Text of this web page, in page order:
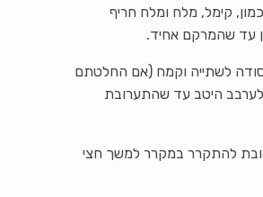
קימל, מלח ומלח חריף
עד שהמרקם אחיד.
לשתייה וקמח (אם החלטתם
היטב עד שהתערובת
להתקרר במקרר למשך חצי